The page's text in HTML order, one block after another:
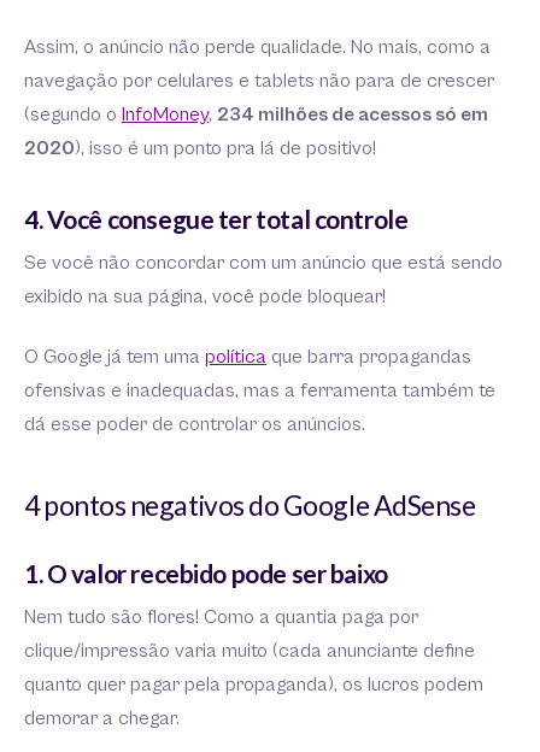
Assim, o anúncio não perde qualidade. No mais, como a
navegação por celulares e tablets não para de crescer
(segundo o InfoMoney, 234 milhões de acessos só em
2020), isso é um ponto pra lá de positivo!
4. Você consegue ter total controle
Se você não concordar com um anúncio que está sendo
exibido na sua página, você pode bloquear!
O Google já tem uma política que barra propagandas
ofensivas e inadequadas, mas a ferramenta também te
dá esse poder de controlar os anúncios.
4 pontos negativos do Google AdSense
1. O valor recebido pode ser baixo
Nem tudo são flores! Como a quantia paga por
clique/impressão varia muito (cada anunciante define
quanto quer pagar pela propaganda), os lucros podem
demorar a chegar.